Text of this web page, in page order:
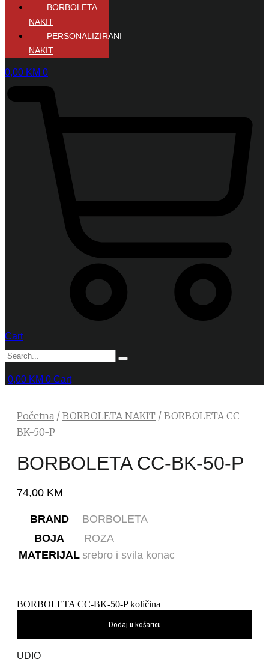
BORBOLETA
NAKIT
PERSONALIZIRANI
NAKIT
0,00 KM 0
Cart
0,00 KM 0 Cart
Početna / BORBOLETA NAKIT / BORBOLETA CC-
BK-50-P
BORBOLETA CC-BK-50-P
74,00 KM
BRAND
BORBOLETA
BOJA
ROZA
MATERIJAL srebro i svila konac
BORBOLETA CC-BK-50-P količina
Dodaj u košaricu
UDIO